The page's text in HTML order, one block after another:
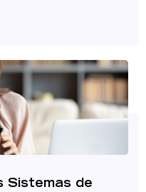
Sistemas de